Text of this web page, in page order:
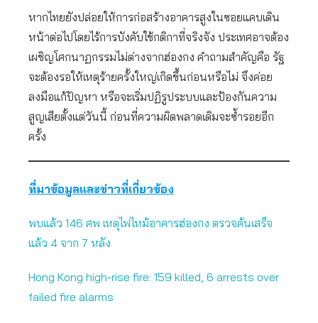
หากไทยยังปล่อยให้การก่อสร้างอาคารสูงในซอยแคบเดิน
หน้าต่อไปโดยไร้การบังคับใช้กติกาที่จริงจัง ประเทศอาจต้อง
เผชิญโศกนาฏกรรมไม่ต่างจากฮ่องกง คำถามสำคัญคือ รัฐ
จะต้องรอให้เหตุร้ายครั้งใหญ่เกิดขึ้นก่อนหรือไม่ จึงค่อย
ลงมือแก้ปัญหา หรือจะเริ่มปฏิรูประบบและป้องกันความ
สูญเสียตั้งแต่วันนี้ ก่อนที่ความผิดพลาดเดิมจะซ้ำรอยอีก
ครั้ง
ที่มาข้อมูลและข่าวที่เกี่ยวข้อง
พบแล้ว 146 ศพ เหตุไฟไหม้อาคารฮ่องกง ตรวจค้นเสร็จ
แล้ว 4 จาก 7 หลัง
Hong Kong high-rise fire: 159 killed, 6 arrests over
failed fire alarms